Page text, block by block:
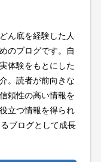
ん底を経験した人
のブログです。自
体験をもとにした
。読者が前向きな
頼性の高い情報を
立つ情報を得られ
ブログとして成長